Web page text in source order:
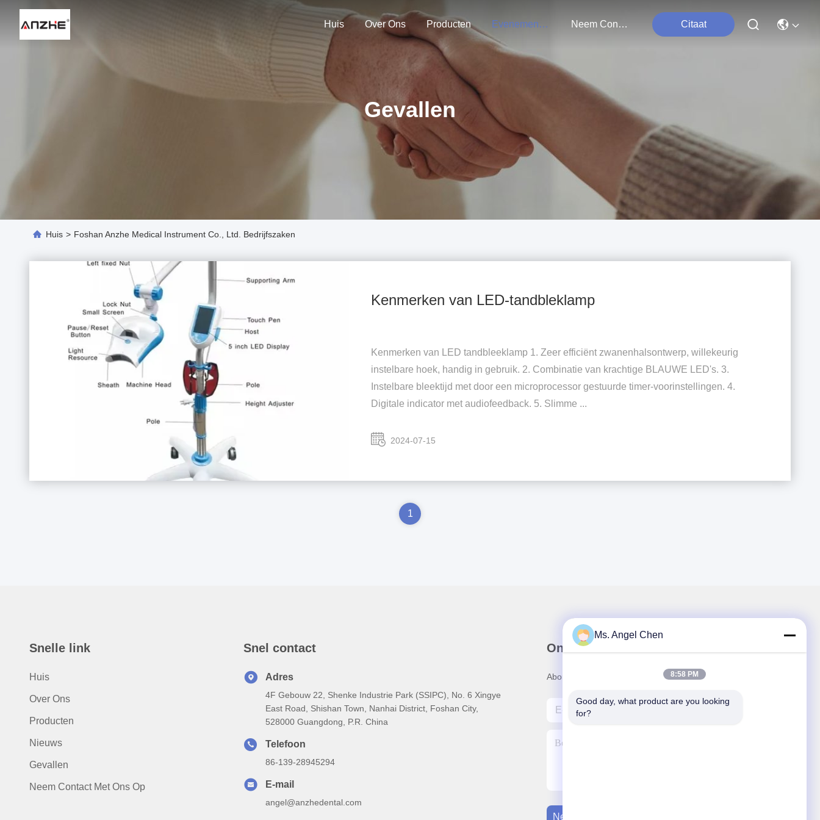
Huis Over Ons Producten Evenementen Neem Contact Met Ons Op Citaat
Gevallen
Huis > Foshan Anzhe Medical Instrument Co., Ltd. Bedrijfszaken
Kenmerken van LED-tandbleklamp
Kenmerken van LED tandbleeklamp 1. Zeer efficiënt zwanenhalsontwerp, willekeurig
instelbare hoek, handig in gebruik. 2. Combinatie van krachtige BLAUWE LED's. 3.
Instelbare bleektijd met door een microprocessor gestuurde timer-voorinstellingen. 4.
Digitale indicator met audiofeedback. 5. Slimme ...
2024-07-15
1
Snelle link
Huis
Over Ons
Producten
Nieuws
Gevallen
Neem Contact Met Ons Op
Snel contact
Adres
4F Gebouw 22, Shenke Industrie Park (SSIPC), No. 6 Xingye
East Road, Shishan Town, Nanhai District, Foshan City,
528000 Guangdong, P.R. China
Telefoon
86-139-28945294
E-mail
angel@anzhedental.com
Onze nieuwsbrief
Abonneer u op onze nieuwsbrief voor kortingen en meer.
Neem Contact Met Ons Op
Ms. Angel Chen
8:58 PM
Good day, what product are you looking
for?